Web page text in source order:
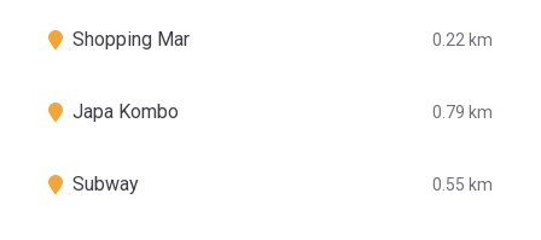
Shopping Mar 0.22 km
Japa Kombo 0.79 km
Subway 0.55 km